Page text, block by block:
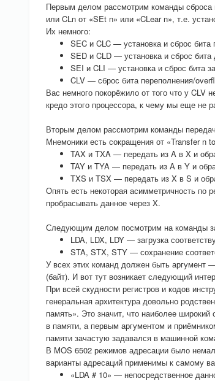
Первым делом рассмотрим команды сброса
или CLn от «SEt n» или «CLear n», т.е.
Их немного:
SEC и CLC — установка и сброс бита
SED и CLD — установка и сброс
SEI и CLI — установка и сброс бита
CLV — сброс бита переполнения/
Вас немного покорёжило от того что у
кредо этого процессора, к чему мы еще не
Вторым делом рассмотрим команды
Мнемоники есть сокращения от «Transfer n
TAX и TXA — передать из A в X и
TAY и TYA — передать из A в Y и
TXS и TSX — передать из X в S и
Опять есть некоторая асимметричность по
пробрасывать данное через X.
Следующим делом посмотрим на команды
LDA, LDX, LDY — загрузка
STA, STX, STY — сохранение
У всех этих команд должен быть аргумент
(байт). И вот тут возникает следующий
При всей скудности регистров и кодов
генеральная архитектура довольно
память». Это значит, что наиболее
в памяти, а первым аргументом и
памяти зачастую задавался в машинной
В MOS 6502 режимов адресации было
варианты адресаций применимы к самому
«LDA # 10» — непосредственное